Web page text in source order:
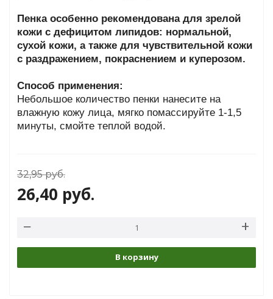
Пенка особенно рекомендована для зрелой
кожи с дефицитом липидов: нормальной,
сухой кожи, а также для чувствительной кожи
с раздражением, покраснением и куперозом.
Способ применения:
Небольшое количество пенки нанесите на
влажную кожу лица, мягко помассируйте 1-1,5
минуты, смойте теплой водой.
32,95руб.
26,40 руб.
В корзину